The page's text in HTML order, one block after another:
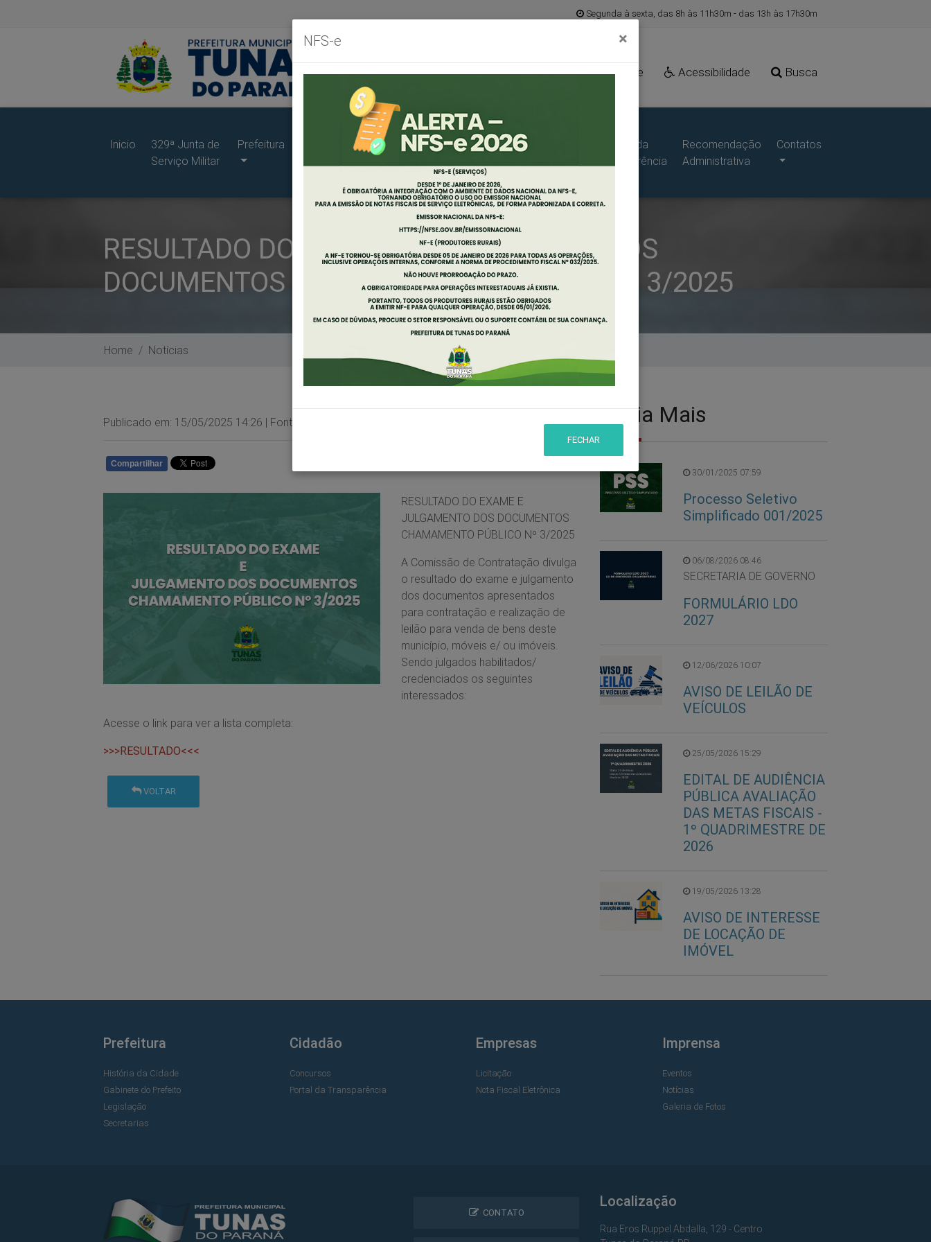
Segunda à sexta, das 8h às 11h30m - das 13h às 17h30m
Busca
Acessibilidade
Mapa do Site
Ouvidoria
Inicio
329ª Junta de
Serviço Militar
Prefeitura Concursos Empresas Servidor
Portais da
Transparência
Recomendação
Administrativa
Contatos
RESULTADO DO EXAME E JULGAMENTO DOS
DOCUMENTOS CHAMAMENTO PÚBLICO Nº 3/2025
Home Notícias
Publicado em: 15/05/2025 14:26 | Fonte/Agência: Prefeitura Municipal de Tunas do Paraná
Compartilhar
RESULTADO DO EXAME E
JULGAMENTO DOS DOCUMENTOS
CHAMAMENTO PÚBLICO Nº 3/2025
A Comissão de Contratação divulga
o resultado do exame e julgamento
dos documentos apresentados
para contratação e realização de
leilão para venda de bens deste
município, móveis e/ ou imóveis.
Sendo julgados habilitados/
credenciados os seguintes
interessados:
Acesse o link para ver a lista completa:
>>>RESULTADO<<<
VOLTAR
Leia Mais
30/01/2025 07:59
Processo Seletivo
Simplificado 001/2025
06/08/2026 08:46
SECRETARIA DE GOVERNO
FORMULÁRIO LDO
2027
12/06/2026 10:07
AVISO DE LEILÃO DE
VEÍCULOS
25/05/2026 15:29
EDITAL DE AUDIÊNCIA
PÚBLICA AVALIAÇÃO
DAS METAS FISCAIS -
1º QUADRIMESTRE DE
2026
19/05/2026 13:28
AVISO DE INTERESSE
DE LOCAÇÃO DE
IMÓVEL
NFS-e ×
FECHAR
Prefeitura
História da Cidade
Gabinete do Prefeito
Legislação
Secretarias
Cidadão
Concursos
Portal da Transparência
Empresas
Licitação
Nota Fiscal Eletrônica
Imprensa
Eventos
Notícias
Galeria de Fotos
CONTATO
Localização
Rua Eros Ruppel Abdalla, 129 - Centro